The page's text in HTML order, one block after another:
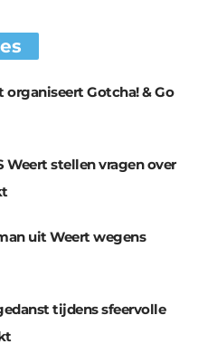
organiseert Gotcha! & Go
Weert stellen vragen over
uit Weert wegens
tijdens sfeervolle